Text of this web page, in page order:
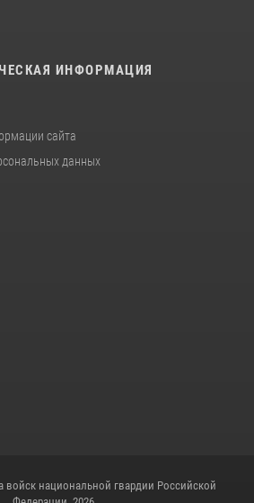
ИНФОРМАЦИЯ
сайта
данных
войск национальной гвардии Российской